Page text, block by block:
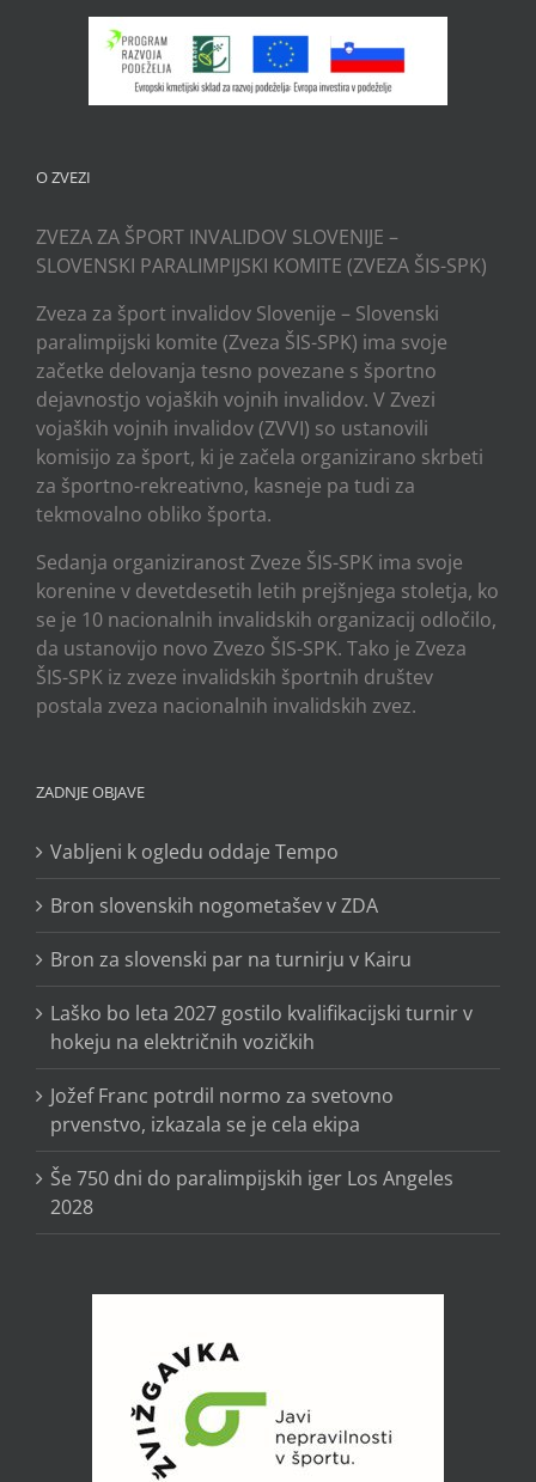
O ZVEZI
ZVEZA ZA ŠPORT INVALIDOV SLOVENIJE –
SLOVENSKI PARALIMPIJSKI KOMITE (ZVEZA ŠIS-SPK)
Zveza za šport invalidov Slovenije – Slovenski
paralimpijski komite (Zveza ŠIS-SPK) ima svoje
začetke delovanja tesno povezane s športno
dejavnostjo vojaških vojnih invalidov. V Zvezi
vojaških vojnih invalidov (ZVVI) so ustanovili
komisijo za šport, ki je začela organizirano skrbeti
za športno-rekreativno, kasneje pa tudi za
tekmovalno obliko športa.
Sedanja organiziranost Zveze ŠIS-SPK ima svoje
korenine v devetdesetih letih prejšnjega stoletja, ko
se je 10 nacionalnih invalidskih organizacij odločilo,
da ustanovijo novo Zvezo ŠIS-SPK. Tako je Zveza
ŠIS-SPK iz zveze invalidskih športnih društev
postala zveza nacionalnih invalidskih zvez.
ZADNJE OBJAVE
Vabljeni k ogledu oddaje Tempo
Bron slovenskih nogometašev v ZDA
Bron za slovenski par na turnirju v Kairu
Laško bo leta 2027 gostilo kvalifikacijski turnir v
hokeju na električnih vozičkih
Jožef Franc potrdil normo za svetovno
prvenstvo, izkazala se je cela ekipa
Še 750 dni do paralimpijskih iger Los Angeles
2028